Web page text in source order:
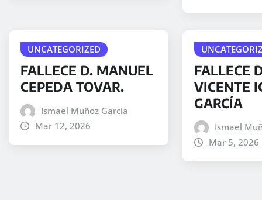
UNCATEGORIZED
FALLECE D. MANUEL
CEPEDA TOVAR.
Ismael Muñoz Garcia
Mar 12, 2026
FALLECE
VICENTE
GARCÍA
Ismael
Mar 5, 2026